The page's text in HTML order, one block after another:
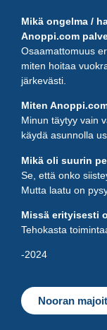
Mikä ongelma /
Anoppi.com
Osaamattomuus
miten hoitaa
järkevästi.
Miten
Minun täytyy vain
käydä asunnolla
Mikä oli suurin
Se, että onko
Mutta laatu on
Missä erityisesti
Tehokasta
-2024
Nooran